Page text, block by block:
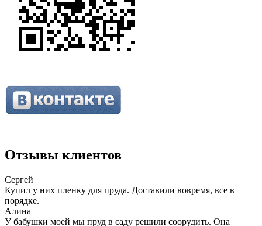
Отзывы клиентов
Сергей
Купил у них пленку для пруда. Доставили вовремя, все в
порядке.
Алина
У бабушки моей мы пруд в саду решили соорудить. Она